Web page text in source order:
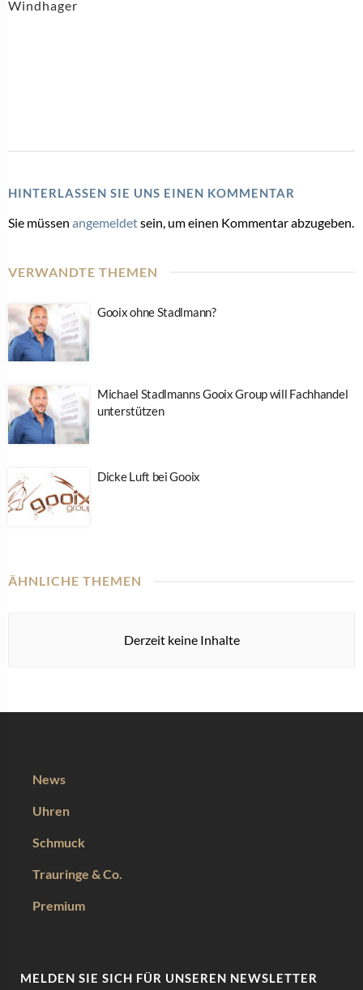
Windhager
HINTERLASSEN SIE UNS EINEN KOMMENTAR
Sie müssen angemeldetsein, um einen Kommentar abzugeben.
VERWANDTE THEMEN
Gooix ohne Stadlmann?
Michael Stadlmanns Gooix Group will Fachhandel
unterstützen
Dicke Luft bei Gooix
ÄHNLICHE THEMEN
Derzeit keine Inhalte
News
Uhren
Schmuck
Trauringe & Co.
Premium
MELDEN SIE SICH FÜR UNSEREN NEWSLETTER